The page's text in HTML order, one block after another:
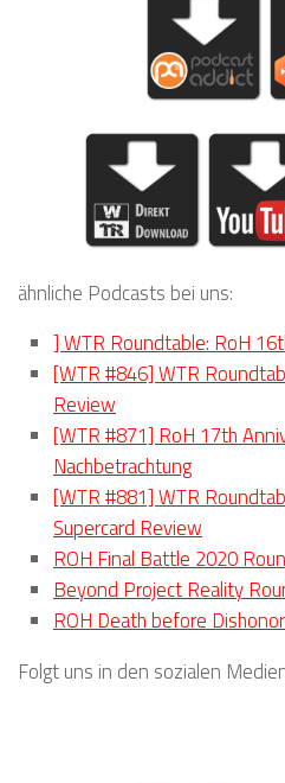
ähnliche Podcasts bei uns:
] WTR Roundtable: RoH
[WTR #846] WTR
Review
[WTR #871] RoH 17th
Nachbetrachtung
[WTR #881] WTR
Supercard Review
ROH Final Battle 2020
Beyond Project Reality
ROH Death before
Folgt uns in den sozialen